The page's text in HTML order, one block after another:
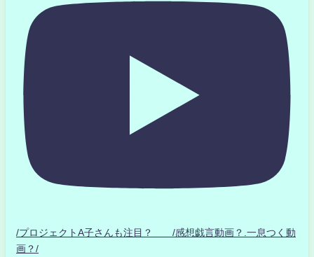
/プロジェクトA子さんも注目？ /感想戯言動画？.一息つく動
画？/